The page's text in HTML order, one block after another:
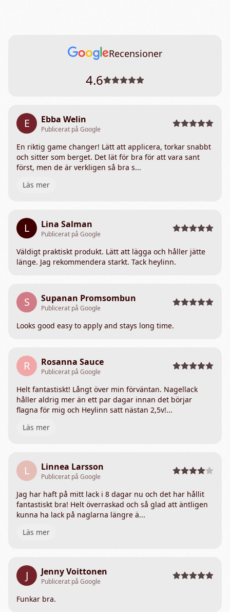
Recensioner
4.6
E Ebba Welin
Publicerat på Google
En riktig game changer! Lätt att applicera, torkar snabbt
och sitter som berget. Det lät för bra för att vara sant
först, men de är verkligen så bra s...
Läs mer
L Lina Salman
Publicerat på Google
Väldigt praktiskt produkt. Lätt att lägga och håller jätte
länge. Jag rekommendera starkt. Tack heylinn.
S Supanan Promsombun
Publicerat på Google
Looks good easy to apply and stays long time.
R Rosanna Sauce
Publicerat på Google
Helt fantastiskt! Långt över min förväntan. Nagellack
håller aldrig mer än ett par dagar innan det börjar
flagna för mig och Heylinn satt nästan 2,5v!...
Läs mer
L Linnea Larsson
Publicerat på Google
Jag har haft på mitt lack i 8 dagar nu och det har hållit
fantastiskt bra! Helt överraskad och så glad att äntligen
kunna ha lack på naglarna längre ä...
Läs mer
J Jenny Voittonen
Publicerat på Google
Funkar bra.